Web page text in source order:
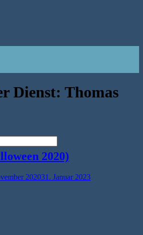
Dienst: Thomas
2020)
202031. Januar 2023